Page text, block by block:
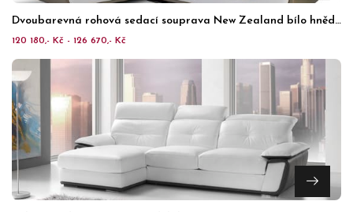
Dvoubarevná rohová sedací souprava New Zealand bílo hnědá
120 180,- Kč - 126 670,- Kč